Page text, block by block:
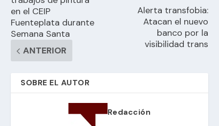
en el CEIP
Fuenteplata durante
Semana Santa
ANTERIOR
Alerta transfobia:
Atacan el nuevo
banco por la
visibilidad trans
SOBRE EL AUTOR
Redacción